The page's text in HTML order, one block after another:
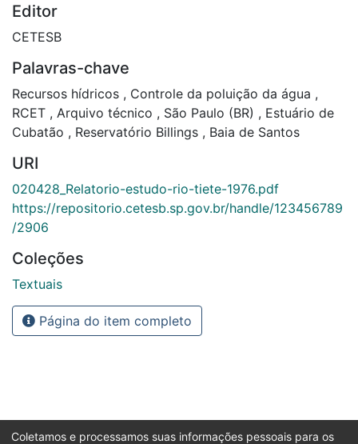
Editor
CETESB
Palavras-chave
Recursos hídricos , Controle da poluição da água ,
RCET , Arquivo técnico , São Paulo (BR) , Estuário de
Cubatão , Reservatório Billings , Baia de Santos
URI
020428_Relatorio-estudo-rio-tiete-1976.pdf
https://repositorio.cetesb.sp.gov.br/handle/123456789
/2906
Coleções
Textuais
Página do item completo
Coletamos e processamos suas informações pessoais para os